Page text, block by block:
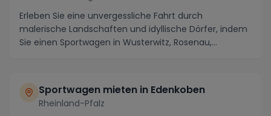
Erleben Sie eine unvergessliche Fahrt durch
malerische Landschaften und idyllische Dörfer, indem
Sie einen Sportwagen in Wusterwitz, Rosenau,
Sportwagen mieten in Edenkoben
Rheinland-Pfalz